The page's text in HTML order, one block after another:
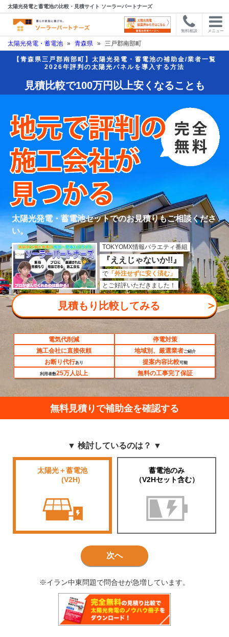
太陽光発電と蓄電池の比較・見積サイト ソーラーパートナーズ
無料相談 メニュー
太陽光発電・蓄電池 » 青森県 » 三戸郡南部町
【青森県三戸郡南部町】太陽光発電・蓄電池の補助金/業者一覧
2026年評判の太陽光パネルを導入する方法
見積比較で100万円以上安くなることも
太陽光発電・蓄電池セットでのお見積りもご相談くださ
い。
TOKYOMX情報バラエティ番組
『ええじゃないか!!』
で 「外注せずに安く済む」
とご好評いただきました！
見積もり比較してみる ＞
電気代削減
停電対策
施工会社に直接依頼
地域別、厳選業者ご紹介
お断り代行あり 提案内容比較可能
利用者数25万人以上 無料の工事完了保証
無料見積りで補助金を確認する
▼ 検討しているのは？ ▼
太陽光＋蓄電池
(V2H)
蓄電池のみ
（V2Hセット含む）
次へ
※イラン中東問題で問合せが急増しています。